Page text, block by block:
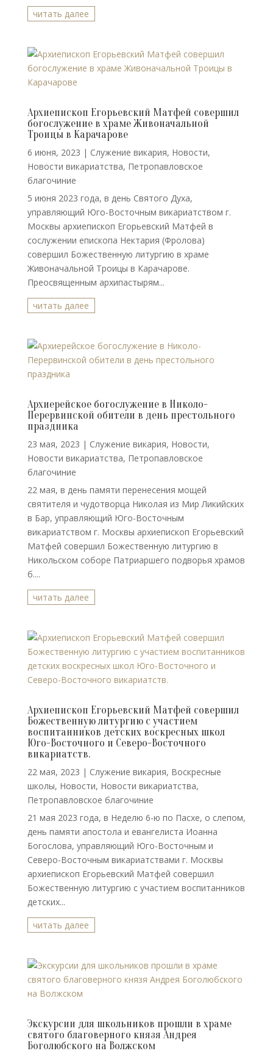
читать далее
Архиепископ Егорьевский Матфей совершил
богослужение в храме Живоначальной
Троицы в Карачарове
6 июня, 2023 | Cлужение викария, Новости,
Новости викариатства, Петропавловское
благочиние
5 июня 2023 года, в день Святого Духа,
управляющий Юго-Восточным викариатством г.
Москвы архиепископ Егорьевский Матфей в
сослужении епископа Нектария (Фролова)
совершил Божественную литургию в храме
Живоначальной Троицы в Карачарове.
Преосвященным архипастырям...
читать далее
Архиерейское богослужение в Николо-
Перервинской обители в день престольного
праздника
23 мая, 2023 | Cлужение викария, Новости,
Новости викариатства, Петропавловское
благочиние
22 мая, в день памяти перенесения мощей
святителя и чудотворца Николая из Мир Ликийских
в Бар, управляющий Юго-Восточным
викариатством г. Москвы архиепископ Егорьевский
Матфей совершил Божественную литургию в
Никольском соборе Патриаршего подворья храмов
б....
читать далее
Архиепископ Егорьевский Матфей совершил
Божественную литургию с участием
воспитанников детских воскресных школ
Юго-Восточного и Северо-Восточного
викариатств.
22 мая, 2023 | Cлужение викария, Воскресные
школы, Новости, Новости викариатства,
Петропавловское благочиние
21 мая 2023 года, в Неделю 6-ю по Пасхе, о слепом,
день памяти апостола и евангелиста Иоанна
Богослова, управляющий Юго-Восточным и
Северо-Восточным викариатствами г. Москвы
архиепископ Егорьевский Матфей совершил
Божественную литургию с участием воспитанников
детских...
читать далее
Экскурсии для школьников прошли в храме
святого благоверного князя Андрея
Боголюбского на Волжском